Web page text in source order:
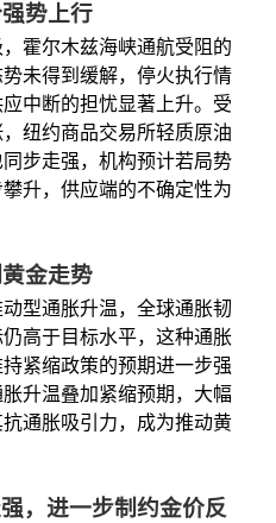
势上行
霍尔木兹海峡通航受阻的
未得到缓解，停火执行情
中断的担忧显著上升。受
纽约商品交易所轻质原油
步走强，机构预计若局势
升，供应端的不确定性为
金走势
型通胀升温，全球通胀韧
高于目标水平，这种通胀
紧缩政策的预期进一步强
升温叠加紧缩预期，大幅
通胀吸引力，成为推动黄
，进一步制约金价反